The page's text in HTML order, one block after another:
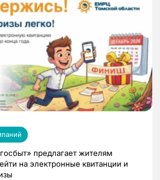
предлагает жителям
на электронные квитанции и